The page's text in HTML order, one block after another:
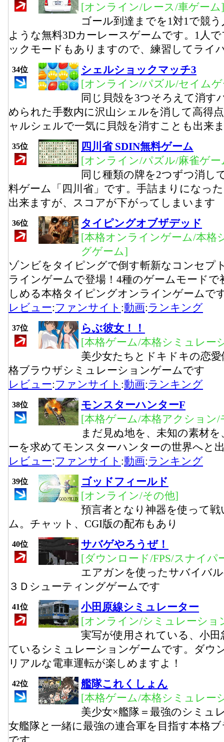
[オンライン/レース/車ゲーム]
ゴール到達までを1対1で競
ような無料3Dカーレースゲームです。1人
ックモードもありますので、練習してライ
34位
シェルショックマッチ3
[オンライン/パズル/セイム
同じ貝殻を3つそろえて消す
められた手数内に沢山シェルを消して高得
ャルシェルで一気に貝殻を消すことも出来
35位
四川省 SDIN無料ゲーム
[オンライン/パズル/麻雀ゲー
同じ種類の牌を2つずつ消し
料ゲーム「四川省」です。手詰まりになっ
出来ますが、スコアが下がってしまいます
36位
タイピングオブザデッド
[本格オンラインゲーム/本格
グゲーム]
ゾンビをタイピングで倒す斬新なコンセプ
ラインゲームで登場！4種のゲームモードで
しめる本格タイピングオンラインゲームで
レビュー:ファンサイト :動画:ランキング
37位
らぶ彼女！！
[本格ゲーム/本格シミュレー
美少女たちとドキドキの恋
格ブラウザシミュレーションゲームです
レビュー:ファンサイト :動画:ランキング
38位
モンスターハンターF
[本格ゲーム/本格アクション
まだ見ぬ地を、未知の素材
ーを求めてモンスターハンターの世界へと
レビュー:ファンサイト :動画:ランキング
39位
ゴッドフィールド
[オンライン/その他]
預言者となり神器を使って
ム。チャット、CGI版の配布もあり
40位
サバゲやろうぜ！
[ダウンロード/FPS/スナイパ
エアガンを使ったサバイバ
３Ｄシューティングゲームです
41位
小田原線シミュレーター
[オンライン/シミュレーショ
実写が使用されている、小
ているシミュレーションゲームです。ダウ
リアルな電車運転が楽しめますよ！
42位
艦隊これくしょん
[本格ゲーム/本格シミュレー
美少女×艦隊＝最強のシミュ
女艦隊と一緒に最強の連合軍を目指す本格